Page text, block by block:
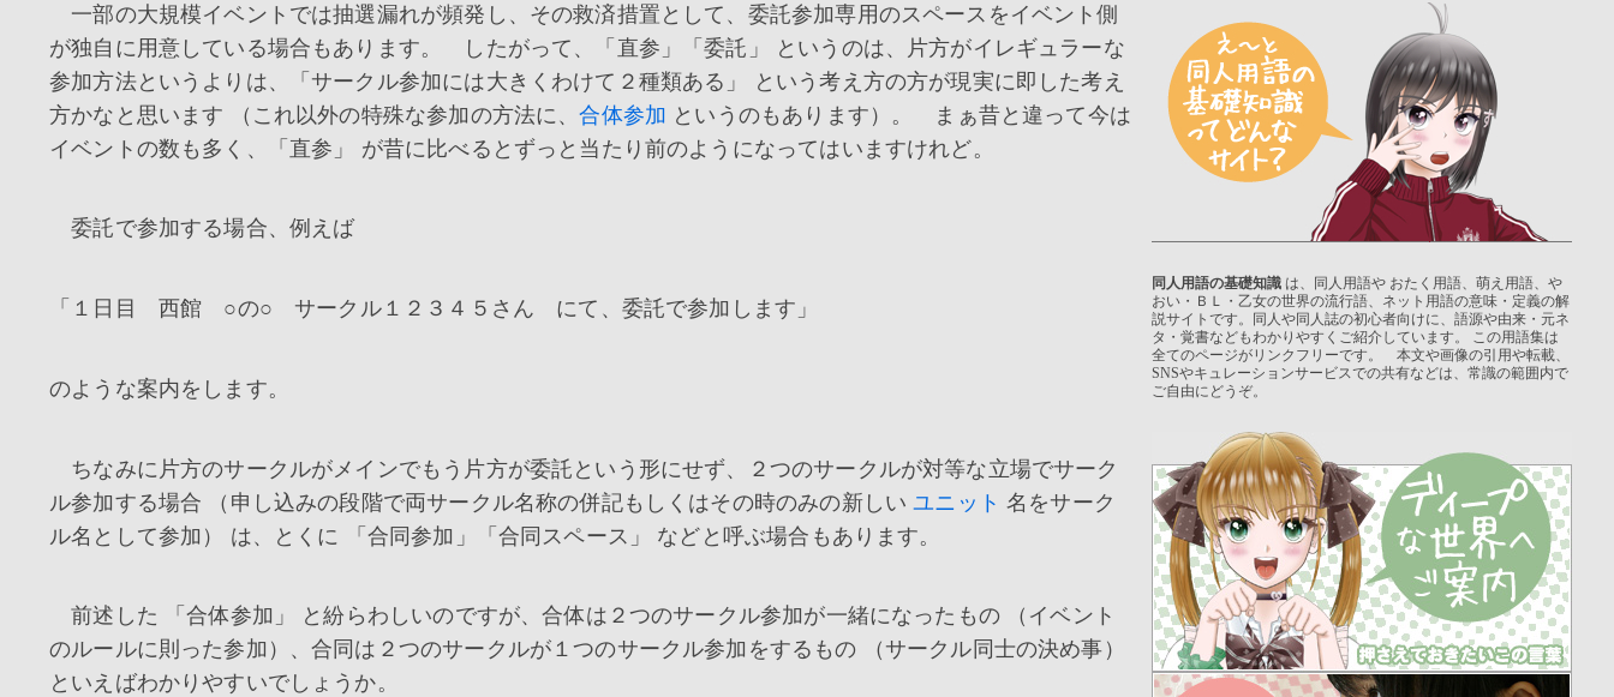
一部の大規模イベントでは抽選漏れが頻発し、その救済措置として、委託参加専用のスペースをイベント側
が独自に用意している場合もあります。 したがって、「直参」「委託」 というのは、片方がイレギュラーな
参加方法というよりは、「サークル参加には大きくわけて２種類ある」 という考え方の方が現実に即した考え
方かなと思います （これ以外の特殊な参加の方法に、合体参加 というのもあります）。 まぁ昔と違って今は
イベントの数も多く、「直参」 が昔に比べるとずっと当たり前のようになってはいますけれど。
委託で参加する場合、例えば
「１日目 西館 ○の○ サークル１２３４５さん にて、委託で参加します」
のような案内をします。
ちなみに片方のサークルがメインでもう片方が委託という形にせず、２つのサークルが対等な立場でサーク
ル参加する場合 （申し込みの段階で両サークル名称の併記もしくはその時のみの新しいユニット 名をサーク
ル名として参加） は、とくに 「合同参加」「合同スペース」 などと呼ぶ場合もあります。
前述した 「合体参加」 と紛らわしいのですが、合体は２つのサークル参加が一緒になったもの （イベント
のルールに則った参加）、合同は２つのサークルが１つのサークル参加をするもの （サークル同士の決め事）
といえばわかりやすいでしょうか。
同人用語の基礎知識 は、同人用語や おたく用語、萌え用語、や
おい・ＢＬ・乙女の世界の流行語、ネット用語の意味・定義の解
説サイトです。同人や同人誌の初心者向けに、語源や由来・元ネ
タ・覚書などもわかりやすくご紹介しています。 この用語集は
全てのページがリンクフリーです。 本文や画像の引用や転載、
SNSやキュレーションサービスでの共有などは、常識の範囲内で
ご自由にどうぞ。